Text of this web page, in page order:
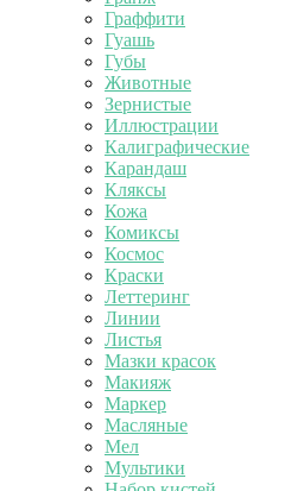
Граффити
Гуашь
Губы
Животные
Зернистые
Иллюстрации
Калиграфические
Карандаш
Кляксы
Кожа
Комиксы
Космос
Краски
Леттеринг
Линии
Листья
Мазки красок
Макияж
Маркер
Масляные
Мел
Мультики